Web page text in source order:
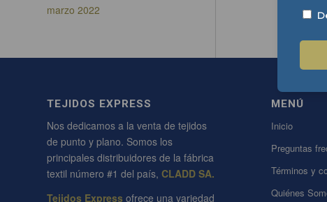
marzo 2022
TEJIDOS EXPRESS
Nos dedicamos a la venta de tejidos
de punto y plano. Somos los
principales distribuidores de la fábrica
textil número #1 del país, CLADD SA.
Tejidos Express ofrece una variedad
MENÚ
Inicio
Preguntas
Términos y
Quiénes